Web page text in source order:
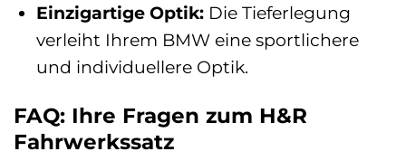
Einzigartige Optik:Die Tieferlegung
verleiht Ihrem BMW eine sportlichere
und individuellere Optik.
FAQ: Ihre Fragen zum H&R
Fahrwerkssatz